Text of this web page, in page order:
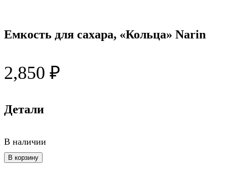
Емкость для сахара, «Кольца» Narin
2,850 ₽
Детали
В наличии
Количество
товара
В корзину